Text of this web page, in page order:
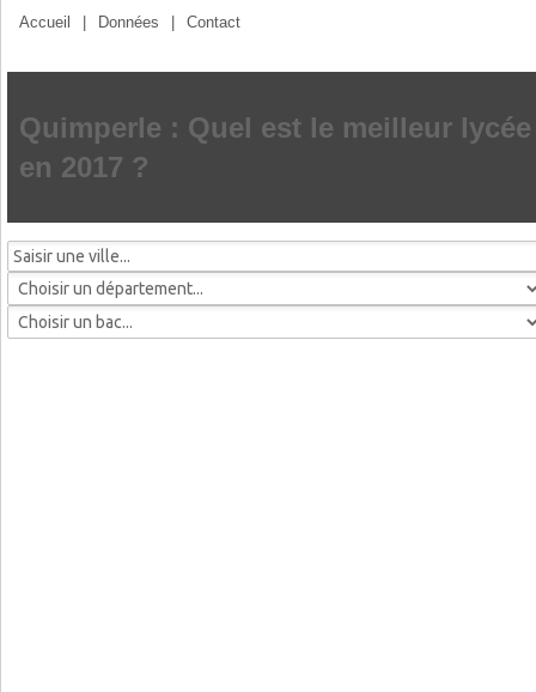
Accueil Données Contact
Quimperle : Quel est le meilleur lycée
en 2017 ?